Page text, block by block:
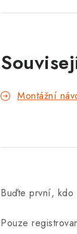
Montážní
Buďte první, kdo
Pouze